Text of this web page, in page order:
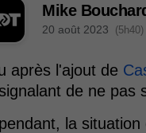
Mike
20 août 2023 (5h40)
après l'ajout de
de ne pas
la